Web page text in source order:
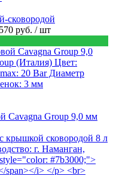
сковородой
руб. / шт
Cavagna Group 9,0 мм